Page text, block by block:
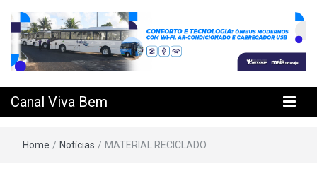
Canal Viva
Bem
Canal Viva Bem
Home / Notícias / MATERIAL RECICLADO